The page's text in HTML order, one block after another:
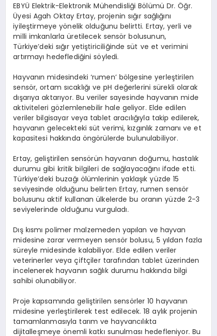
EBYÜ Elektrik-Elektronik Mühendisliği Bölümü Dr. Öğr.
Üyesi Agah Oktay Ertay, projenin sığır sağlığını
iyileştirmeye yönelik olduğunu belirtti. Ertay, yerli ve
milli imkanlarla üretilecek sensör bolusunun,
Türkiye’deki sığır yetiştiriciliğinde süt ve et verimini
artırmayı hedeflediğini söyledi.
Hayvanın midesindeki ‘rumen’ bölgesine yerleştirilen
sensör, ortam sıcaklığı ve pH değerlerini sürekli olarak
dışarıya aktarıyor. Bu veriler sayesinde hayvanın mide
aktiviteleri gözlemlenebilir hale geliyor. Elde edilen
veriler bilgisayar veya tablet aracılığıyla takip edilerek,
hayvanın gelecekteki süt verimi, kızgınlık zamanı ve et
kapasitesi hakkında öngörülerde bulunulabiliyor.
Ertay, geliştirilen sensörün hayvanın doğumu, hastalık
durumu gibi kritik bilgileri de sağlayacağını ifade etti.
Türkiye’deki buzağı ölümlerinin yaklaşık yüzde 15
seviyesinde olduğunu belirten Ertay, rumen sensör
bolusunu aktif kullanan ülkelerde bu oranın yüzde 2-3
seviyelerinde olduğunu vurguladı.
Dış kısmı polimer malzemeden yapılan ve hayvan
midesine zarar vermeyen sensör bolusu, 5 yıldan fazla
süreyle midesinde kalabiliyor. Elde edilen veriler
veterinerler veya çiftçiler tarafından tablet üzerinden
incelenerek hayvanın sağlık durumu hakkında bilgi
sahibi olunabiliyor.
Proje kapsamında geliştirilen sensörler 10 hayvanın
midesine yerleştirilerek test edilecek. 18 aylık projenin
tamamlanmasıyla tarım ve hayvancılıkta
dijitalleşmeye önemli katkı sunulması hedefleniyor. Bu